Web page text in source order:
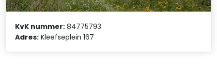
KvK nummer: 84775793
Adres: Kleefseplein 167